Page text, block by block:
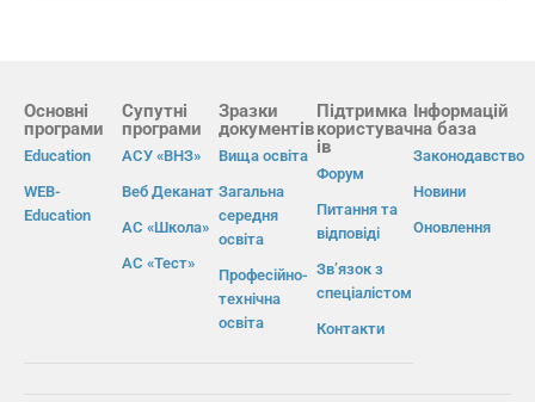
Основні
програми
Education
WEB-
Education
Супутні
програми
АСУ «ВНЗ»
Веб Деканат
АС «Школа»
АС «Тест»
Зразки
документів
Вища освіта
Загальна
середня
освіта
Професійно-
технічна
освіта
Підтримка
користувач
ів
Форум
Питання та
відповіді
Зв’язок з
спеціалістом
Контакти
Інформацій
на база
Законодавство
Новини
Оновлення